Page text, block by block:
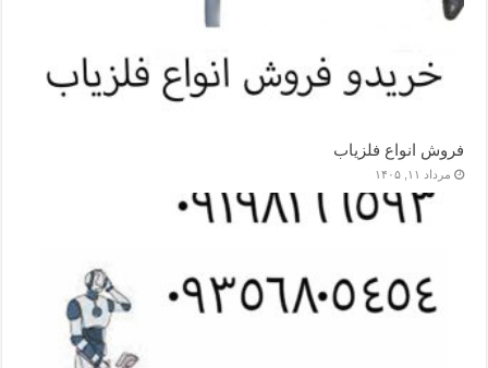
فروش انواع فلزیاب
مرداد ۱۱, ۱۴۰۵